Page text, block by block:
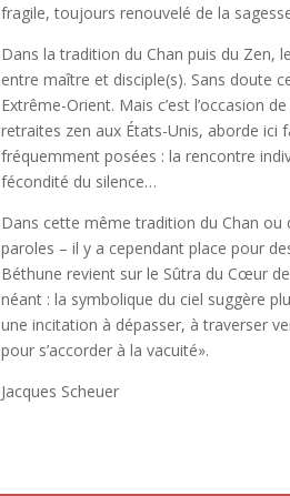
fragile, toujours renouvelé de la
Dans la tradition du Chan puis du Zen,
entre maître et disciple(s). Sans doute
Extrême-Orient. Mais c’est l’occasion
retraites zen aux États-Unis, aborde ici
fréquemment posées : la rencontre
fécondité du silence…
Dans cette même tradition du Chan
paroles – il y a cependant place pour
Béthune revient sur le Sûtra du Cœur
néant : la symbolique du ciel suggère
une incitation à dépasser, à traverser
pour s’accorder à la vacuité».
Jacques Scheuer